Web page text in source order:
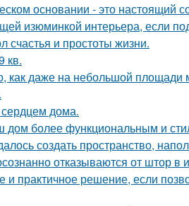
основании - это настоящий
изюминкой интерьера, если
счастья и простоты жизни.
кв.
как даже на небольшой площади
сердцем дома.
дом более функциональным и
создать пространство,
отказываются от штор в
и практичное решение, если